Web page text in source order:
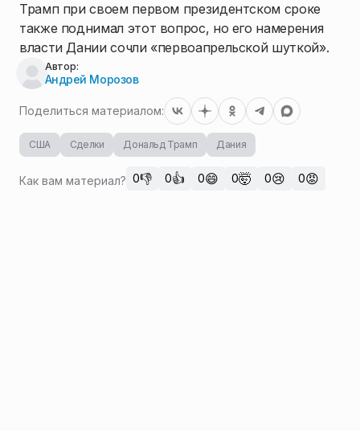
Трамп при своем первом президентском сроке
также поднимал этот вопрос, но его намерения
власти Дании сочли «первоапрельской шуткой».
Автор:
Андрей Морозов
Поделиться материалом:
США Сделки Дональд Трамп Дания
Как вам материал? 0👎 0👍 0😄 0🤯 0😢 0😡